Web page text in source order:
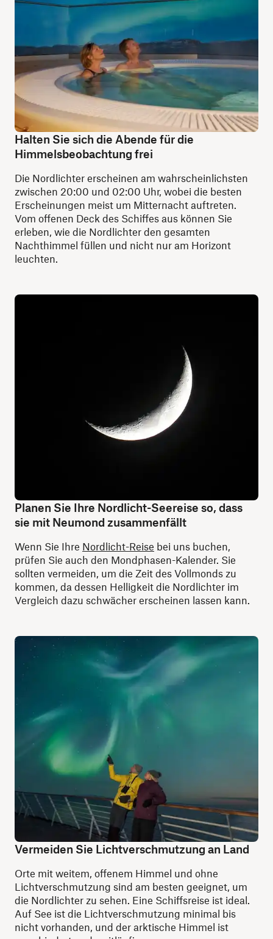
Halten Sie sich die Abende für die
Himmelsbeobachtung frei
Die Nordlichter erscheinen am wahrscheinlichsten
zwischen 20:00 und 02:00 Uhr, wobei die besten
Erscheinungen meist um Mitternacht auftreten.
Vom offenen Deck des Schiffes aus können Sie
erleben, wie die Nordlichter den gesamten
Nachthimmel füllen und nicht nur am Horizont
leuchten.
Planen Sie Ihre Nordlicht-Seereise so, dass
sie mit Neumond zusammenfällt
Wenn Sie Ihre Nordlicht-Reise bei uns buchen,
prüfen Sie auch den Mondphasen-Kalender. Sie
sollten vermeiden, um die Zeit des Vollmonds zu
kommen, da dessen Helligkeit die Nordlichter im
Vergleich dazu schwächer erscheinen lassen kann.
Vermeiden Sie Lichtverschmutzung an Land
Orte mit weitem, offenem Himmel und ohne
Lichtverschmutzung sind am besten geeignet, um
die Nordlichter zu sehen. Eine Schiffsreise ist ideal.
Auf See ist die Lichtverschmutzung minimal bis
nicht vorhanden, und der arktische Himmel ist